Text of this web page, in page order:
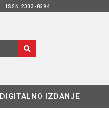
ISSN 2303-8594
DIGITALNO IZDANJE